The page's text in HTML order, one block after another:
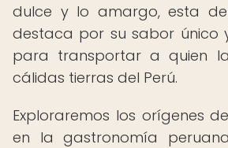
dulce y lo amargo, esta
destaca por su sabor único
para transportar a quien
cálidas tierras del Perú.
Exploraremos los orígenes
en la gastronomía